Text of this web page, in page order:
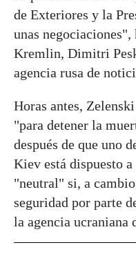
de Exteriores y la
unas
Kremlin, Dimitri
agencia rusa de
Horas antes,
"para detener la
después de que uno
Kiev está dispuesto
"neutral" si, a
seguridad por parte
la agencia